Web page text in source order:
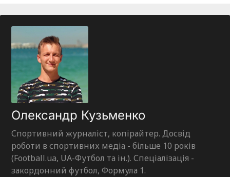
Олександр Кузьменко
Спортивний журналіст, копірайтер. Досвід
роботи в спортивних медіа - більше 10 років
(Football.ua, UA-Футбол та ін.). Спеціалізація -
закордонний футбол, Формула 1.